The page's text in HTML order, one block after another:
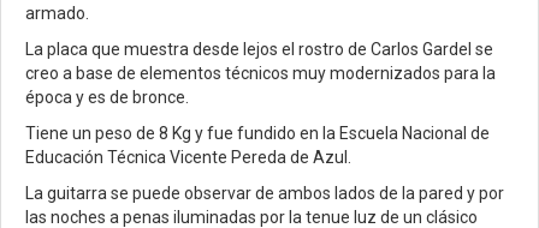
armado.
La placa que muestra desde lejos el rostro de Carlos Gardel se
creo a base de elementos técnicos muy modernizados para la
época y es de bronce.
Tiene un peso de 8 Kg y fue fundido en la Escuela Nacional de
Educación Técnica Vicente Pereda de Azul.
La guitarra se puede observar de ambos lados de la pared y por
las noches a penas iluminadas por la tenue luz de un clásico